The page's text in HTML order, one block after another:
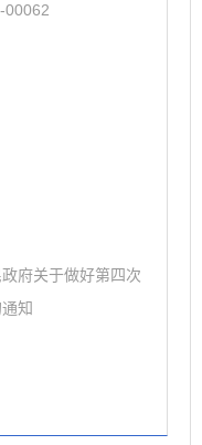
00062
府关于做好第四次
知